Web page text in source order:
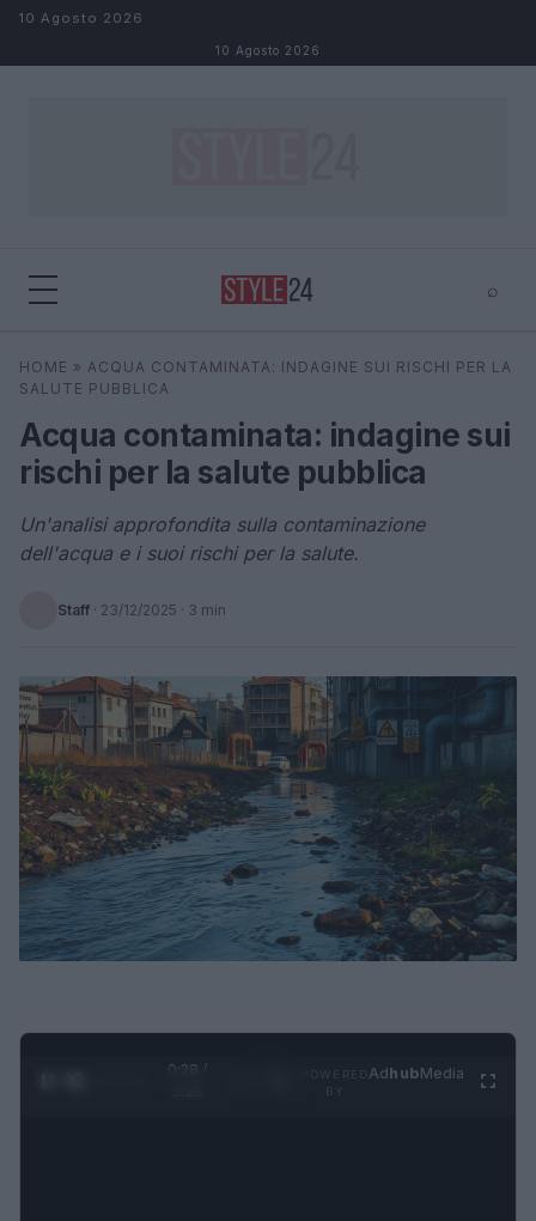
Salta al contenuto
10 Agosto 2026
10 Agosto 2026
⌕
Cerca ⌕ ×
HOME » ACQUA CONTAMINATA: INDAGINE SUI RISCHI PER LA
SALUTE PUBBLICA
Acqua contaminata: indagine sui
rischi per la salute pubblica
Un'analisi approfondita sulla contaminazione
dell'acqua e i suoi rischi per la salute.
Staff · 23/12/2025 · 3 min
0:29 /
AdhubMedia